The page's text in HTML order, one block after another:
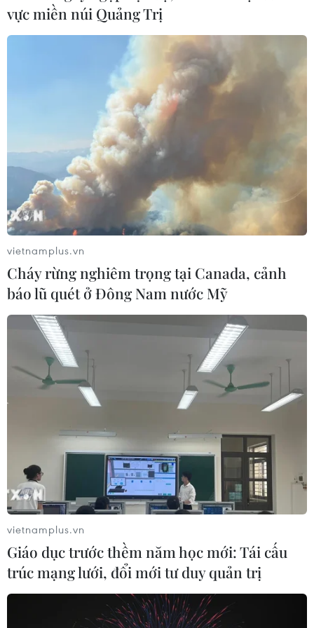
doanh nghiệp công nghệ chiến lược
06/08/2026 04:45
Việt Nam hướng tới làm
chủ 10 công nghệ lõi vào năm 2030
Xem thêm
CƠ QUAN CHỦ QUẢN: THÔNG TẤN XÃ VIỆT NAM
Tổng Biên tập: TRẦN TIẾN DUẨN
Phó Tổng Biên tập: NGUYỄN THỊ TÁM, KHÚC THANH
THỦY
Quy định sử dụng
Hỗ trợ
Ngôn ngữ
TTXVN
Dịch vụ tin
Quảng cáo
Liên hệ
Giấy phép số: 1374/GP-BTTTT do Bộ Thông tin và Truyền thông
cấp ngày 11/9/2008.
Quảng cáo: Phó TBT Nguyễn Thị Tám: 093.5958688, Email:
vực miền núi Quảng Trị
vietnamplus.vn
Cháy rừng nghiêm trọng tại Canada, cảnh
báo lũ quét ở Đông Nam nước Mỹ
vietnamplus.vn
Giáo dục trước thềm năm học mới: Tái cấu
trúc mạng lưới, đổi mới tư duy quản trị